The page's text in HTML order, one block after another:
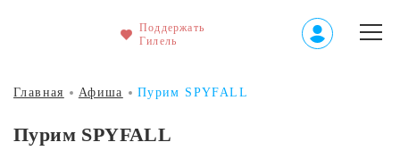
Поддержать
Гилель
Главная Афиша Пурим SPYFALL
Пурим SPYFALL